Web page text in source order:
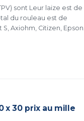
est de
du rouleau est de
non exhaustive).
x 30 prix au mille